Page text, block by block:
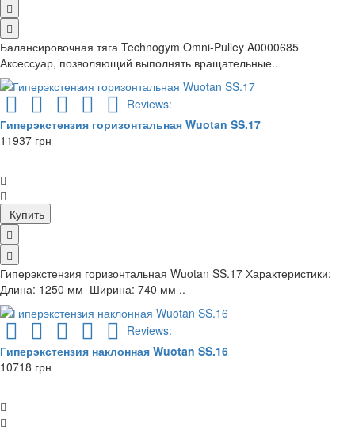
Балансировочная тяга Technogym Omni-Pulley A0000685
Аксессуар, позволяющий выполнять вращательные..
Reviews:
Гиперэкстензия горизонтальная Wuotan SS.17
11937 грн
Купить
Гиперэкстензия горизонтальная Wuotan SS.17 Характеристики:
Длина: 1250 мм Ширина: 740 мм ..
Reviews:
Гиперэкстензия наклонная Wuotan SS.16
10718 грн